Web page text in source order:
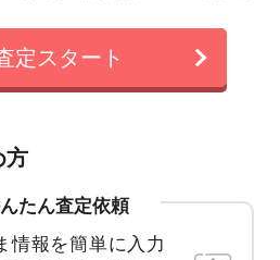
定スタート
方
たん査定依頼
情報を簡単に入力